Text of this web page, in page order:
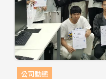
公司動態